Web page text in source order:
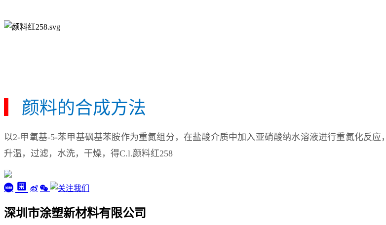
颜料的合成方法
以2-甲氧基-5-苯甲基砜基苯胺作为重氮组分，在盐酸介质中加入亚硝酸纳水溶液进行重氮化反
升温，过滤，水洗，干燥，得C.l.颜料红258
深圳市涂塑新材料有限公司